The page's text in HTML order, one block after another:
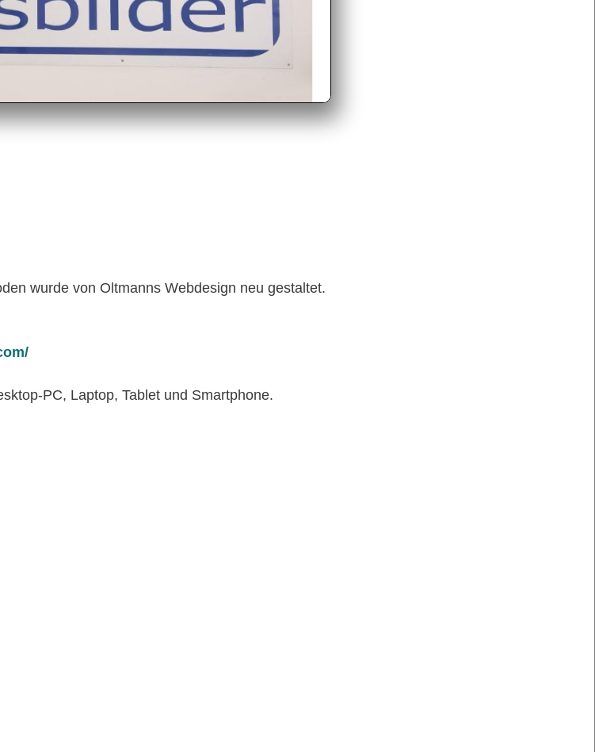
wurde von Oltmanns Webdesign neu gestaltet.
PC, Laptop, Tablet und Smartphone.